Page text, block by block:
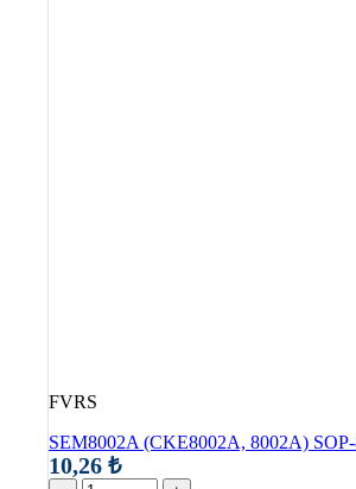
FVRS
SEM8002A (CKE8002A, 8002A)
10,26 ₺